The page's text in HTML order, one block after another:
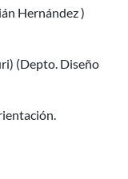
Hernández )
(Depto. Diseño